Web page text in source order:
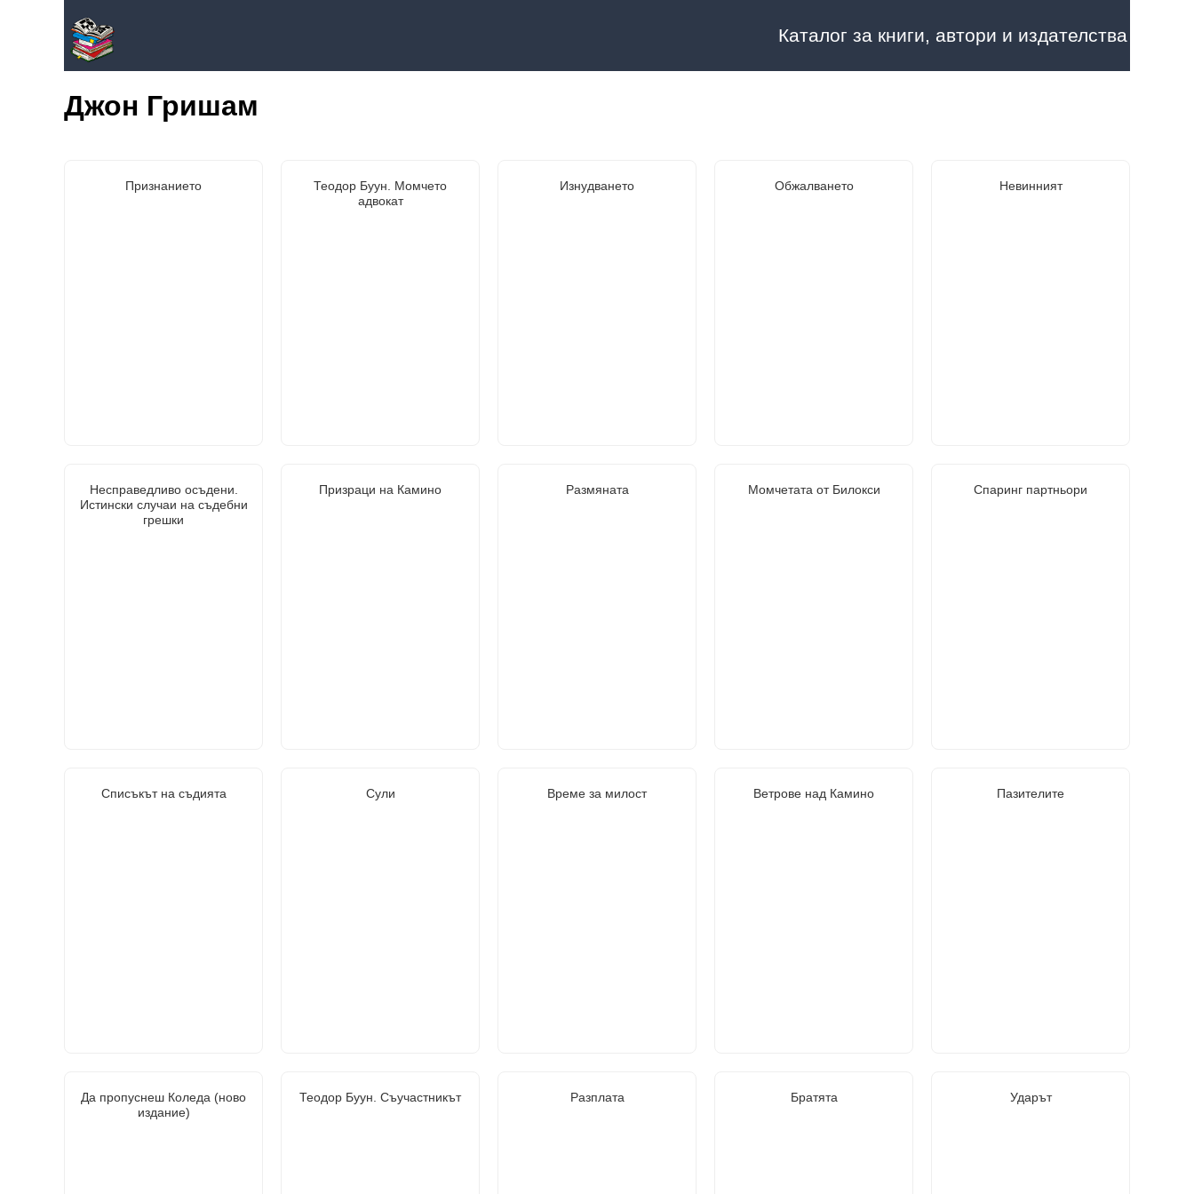
Каталог за книги, автори и издателства
Джон Гришам
Признанието
Теодор Буун. Момчето
адвокат
Изнудването Обжалването Невинният
Несправедливо осъдени.
Истински случаи на съдебни
грешки
Призраци на Камино Размяната Момчетата от Билокси Спаринг партньори
Списъкът на съдията Сули Време за милост Ветрове над Камино Пазителите
Да пропуснеш Коледа (ново
издание)
Теодор Буун. Съучастникът Разплата Братята Ударът